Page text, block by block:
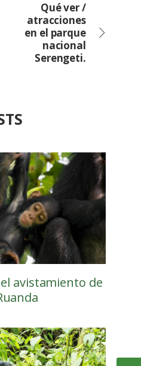
Qué ver /
atracciones
en el parque
nacional
Serengeti.
avistamiento de